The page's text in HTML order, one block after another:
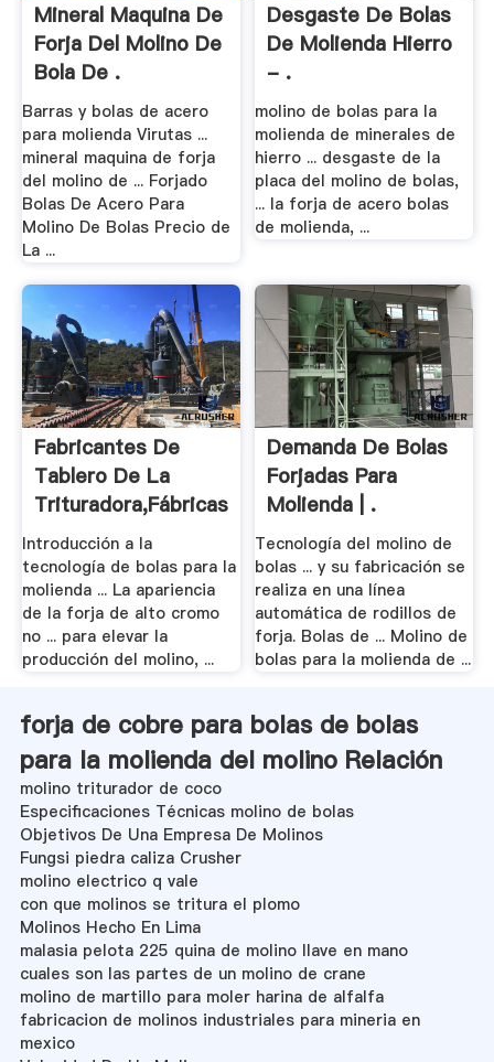
Mineral Maquina De
Forja Del Molino De
Bola De .
Barras y bolas de acero
para molienda Virutas ...
mineral maquina de forja
del molino de ... Forjado
Bolas De Acero Para
Molino De Bolas Precio de
La ...
Desgaste De Bolas
De Molienda Hierro
- .
molino de bolas para la
molienda de minerales de
hierro ... desgaste de la
placa del molino de bolas,
... la forja de acero bolas
de molienda, ...
Fabricantes De
Tablero De La
Trituradora,Fábricas
.
Introducción a la
tecnología de bolas para la
molienda ... La apariencia
de la forja de alto cromo
no ... para elevar la
producción del molino, ...
Demanda De Bolas
Forjadas Para
Molienda | .
Tecnología del molino de
bolas ... y su fabricación se
realiza en una línea
automática de rodillos de
forja. Bolas de ... Molino de
bolas para la molienda de ...
forja de cobre para bolas de bolas
para la molienda del molino Relación
molino triturador de coco
Especificaciones Técnicas molino de bolas
Objetivos De Una Empresa De Molinos
Fungsi piedra caliza Crusher
molino electrico q vale
con que molinos se tritura el plomo
Molinos Hecho En Lima
malasia pelota 225 quina de molino llave en mano
cuales son las partes de un molino de crane
molino de martillo para moler harina de alfalfa
fabricacion de molinos industriales para mineria en
mexico